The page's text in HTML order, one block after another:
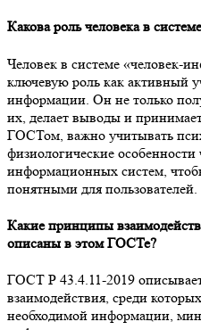
Какова роль человека в
Человек в системе «человек-
ключевую роль как активный
информации. Он не только
их, делает выводы и
ГОСТом, важно учитывать
физиологические
информационных систем,
понятными для пользователей.
Какие принципы
описаны в этом ГОСТе?
ГОСТ Р 43.4.11-2019
взаимодействия, среди
необходимой информации,